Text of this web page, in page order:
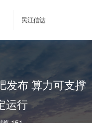
民江信达
发布 算力可支撑
运行